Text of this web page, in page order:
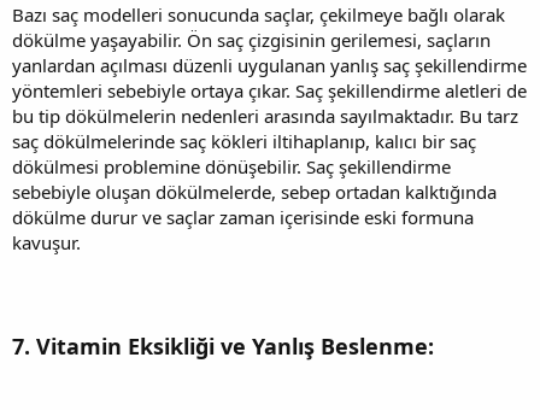
Bazı saç modelleri sonucunda saçlar, çekilmeye bağlı olarak
dökülme yaşayabilir. Ön saç çizgisinin gerilemesi, saçların
yanlardan açılması düzenli uygulanan yanlış saç şekillendirme
yöntemleri sebebiyle ortaya çıkar. Saç şekillendirme aletleri de
bu tip dökülmelerin nedenleri arasında sayılmaktadır. Bu tarz
saç dökülmelerinde saç kökleri iltihaplanıp, kalıcı bir saç
dökülmesi problemine dönüşebilir. Saç şekillendirme
sebebiyle oluşan dökülmelerde, sebep ortadan kalktığında
dökülme durur ve saçlar zaman içerisinde eski formuna
kavuşur.
7. Vitamin Eksikliği ve Yanlış Beslenme: